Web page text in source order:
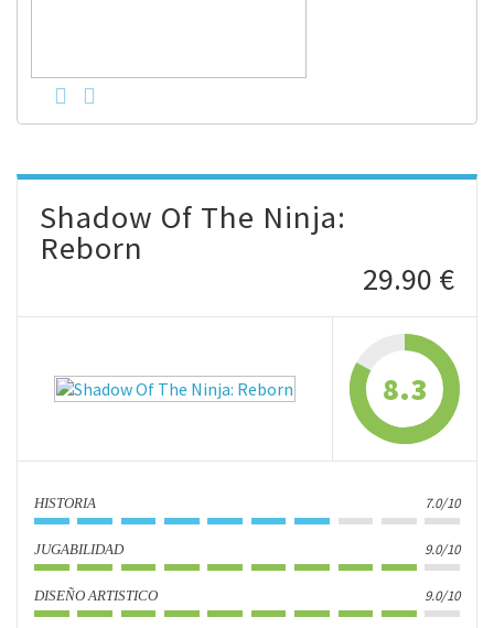
Shadow Of The Ninja:
Reborn
29.90 €
8.3
HISTORIA 7.0/10
JUGABILIDAD 9.0/10
DISEÑO ARTISTICO 9.0/10